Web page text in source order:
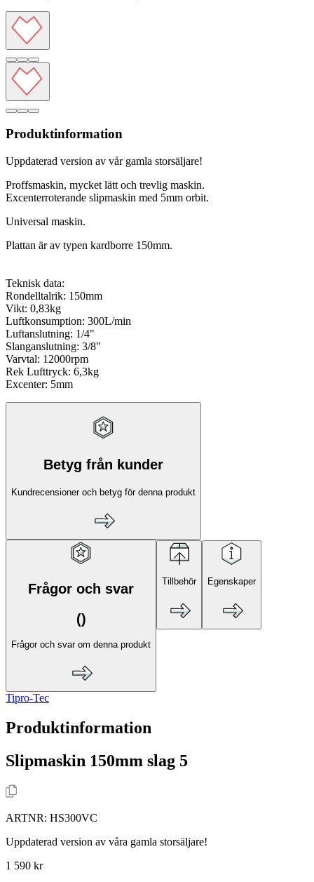
Produktinformation
Uppdaterad version av vår gamla storsäljare!
Proffsmaskin, mycket lätt och trevlig maskin.
Excenterroterande slipmaskin med 5mm orbit.
Universal maskin.
Plattan är av typen kardborre 150mm.
Teknisk data:
Rondelltalrik: 150mm
Vikt: 0,83kg
Luftkonsumption: 300L/min
Luftanslutning: 1/4"
Slanganslutning: 3/8"
Varvtal: 12000rpm
Rek Lufttryck: 6,3kg
Excenter: 5mm
Betyg från kunder
Kundrecensioner och betyg för denna produkt
Frågor och svar
()
Frågor och svar om denna produkt
Tillbehör Egenskaper
Tipro-Tec
Produktinformation
Slipmaskin 150mm slag 5
ARTNR: HS300VC
Uppdaterad version av våra gamla storsäljare!
1 590 kr